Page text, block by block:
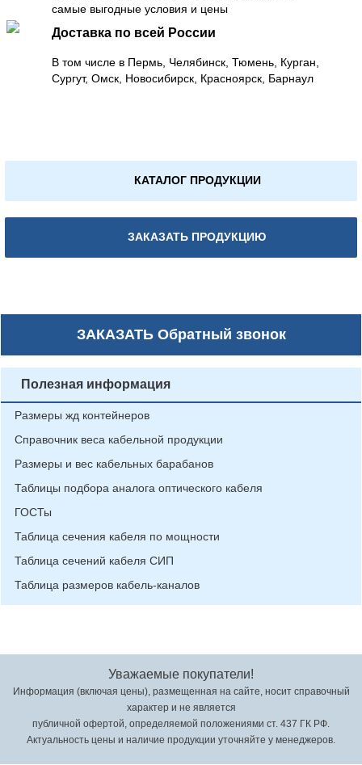
самые выгодные условия и цены
Доставка по всей России
В том числе в Пермь, Челябинск, Тюмень, Курган,
Сургут, Омск, Новосибирск, Красноярск, Барнаул
КАТАЛОГ ПРОДУКЦИИ
ЗАКАЗАТЬ ПРОДУКЦИЮ
ЗАКАЗАТЬОбратный звонок
Полезная информация
Размеры жд контейнеров
Справочник веса кабельной продукции
Размеры и вес кабельных барабанов
Таблицы подбора аналога оптического кабеля
ГОСТы
Таблица сечения кабеля по мощности
Таблица сечений кабеля СИП
Таблица размеров кабель-каналов
Уважаемые покупатели!
Информация (включая цены), размещенная на сайте, носит справочный
характер и не является
публичной офертой, определяемой положениями ст. 437 ГК РФ.
Актуальность цены и наличие продукции уточняйте у менеджеров.